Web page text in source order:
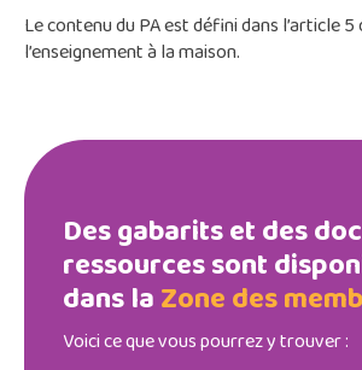
Le contenu du PA est défini dans l’article 5
l’enseignement à la maison.
Des gabarits et des
ressources sont
dans laZone des
Voici ce que vous pourrez y trouver :